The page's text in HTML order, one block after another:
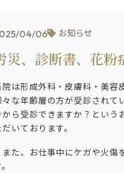
04/06 お知らせ
災、診断書、花
院は形成外科・皮膚科・美容
々な年齢層の方が受診されて
から受診できますか？という
だいております。
また、お仕事中にケガや火傷